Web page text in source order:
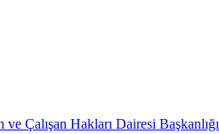
Çalışan Hakları Dairesi Başkanlığı